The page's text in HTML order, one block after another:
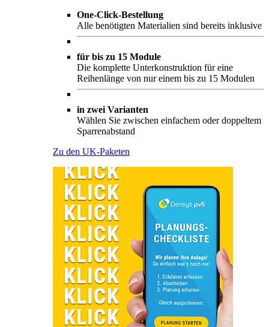
One-Click-Bestellung
Alle benötigten Materialien sind bereits inklusive
für bis zu 15 Module
Die komplette Unterkonstruktion für eine
Reihenlänge von nur einem bis zu 15 Modulen
in zwei Varianten
Wählen Sie zwischen einfachem oder doppeltem
Sparrenabstand
Zu den UK-Paketen